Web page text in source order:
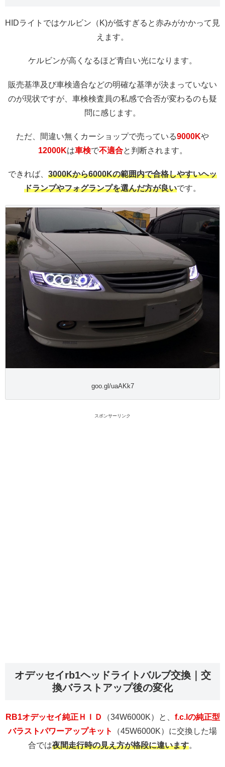
HIDライトではケルビン（K)が低すぎると赤みがかかって見
えます。
ケルビンが高くなるほど青白い光になります。
販売基準及び車検適合などの明確な基準が決まっていない
のが現状ですが、車検検査員の私感で合否が変わるのも疑
問に感じます。
ただ、間違い無くカーショップで売っている9000Kや
12000Kは車検で不適合と判断されます。
できれば、 3000Kから6000Kの範囲内で合格しやすいヘッ
ドランプやフォグランプを選んだ方が良いです。
goo.gl/uaAKk7
スポンサーリンク
オデッセイrb1ヘッドライトバルブ交換｜交
換バラストアップ後の変化
RB1オデッセイ純正ＨＩＤ （34W6000K）と、 f.c.lの純正型
バラストパワーアップキット
（45W6000K）に交換した場
合では夜間走行時の見え方が格段に違います。